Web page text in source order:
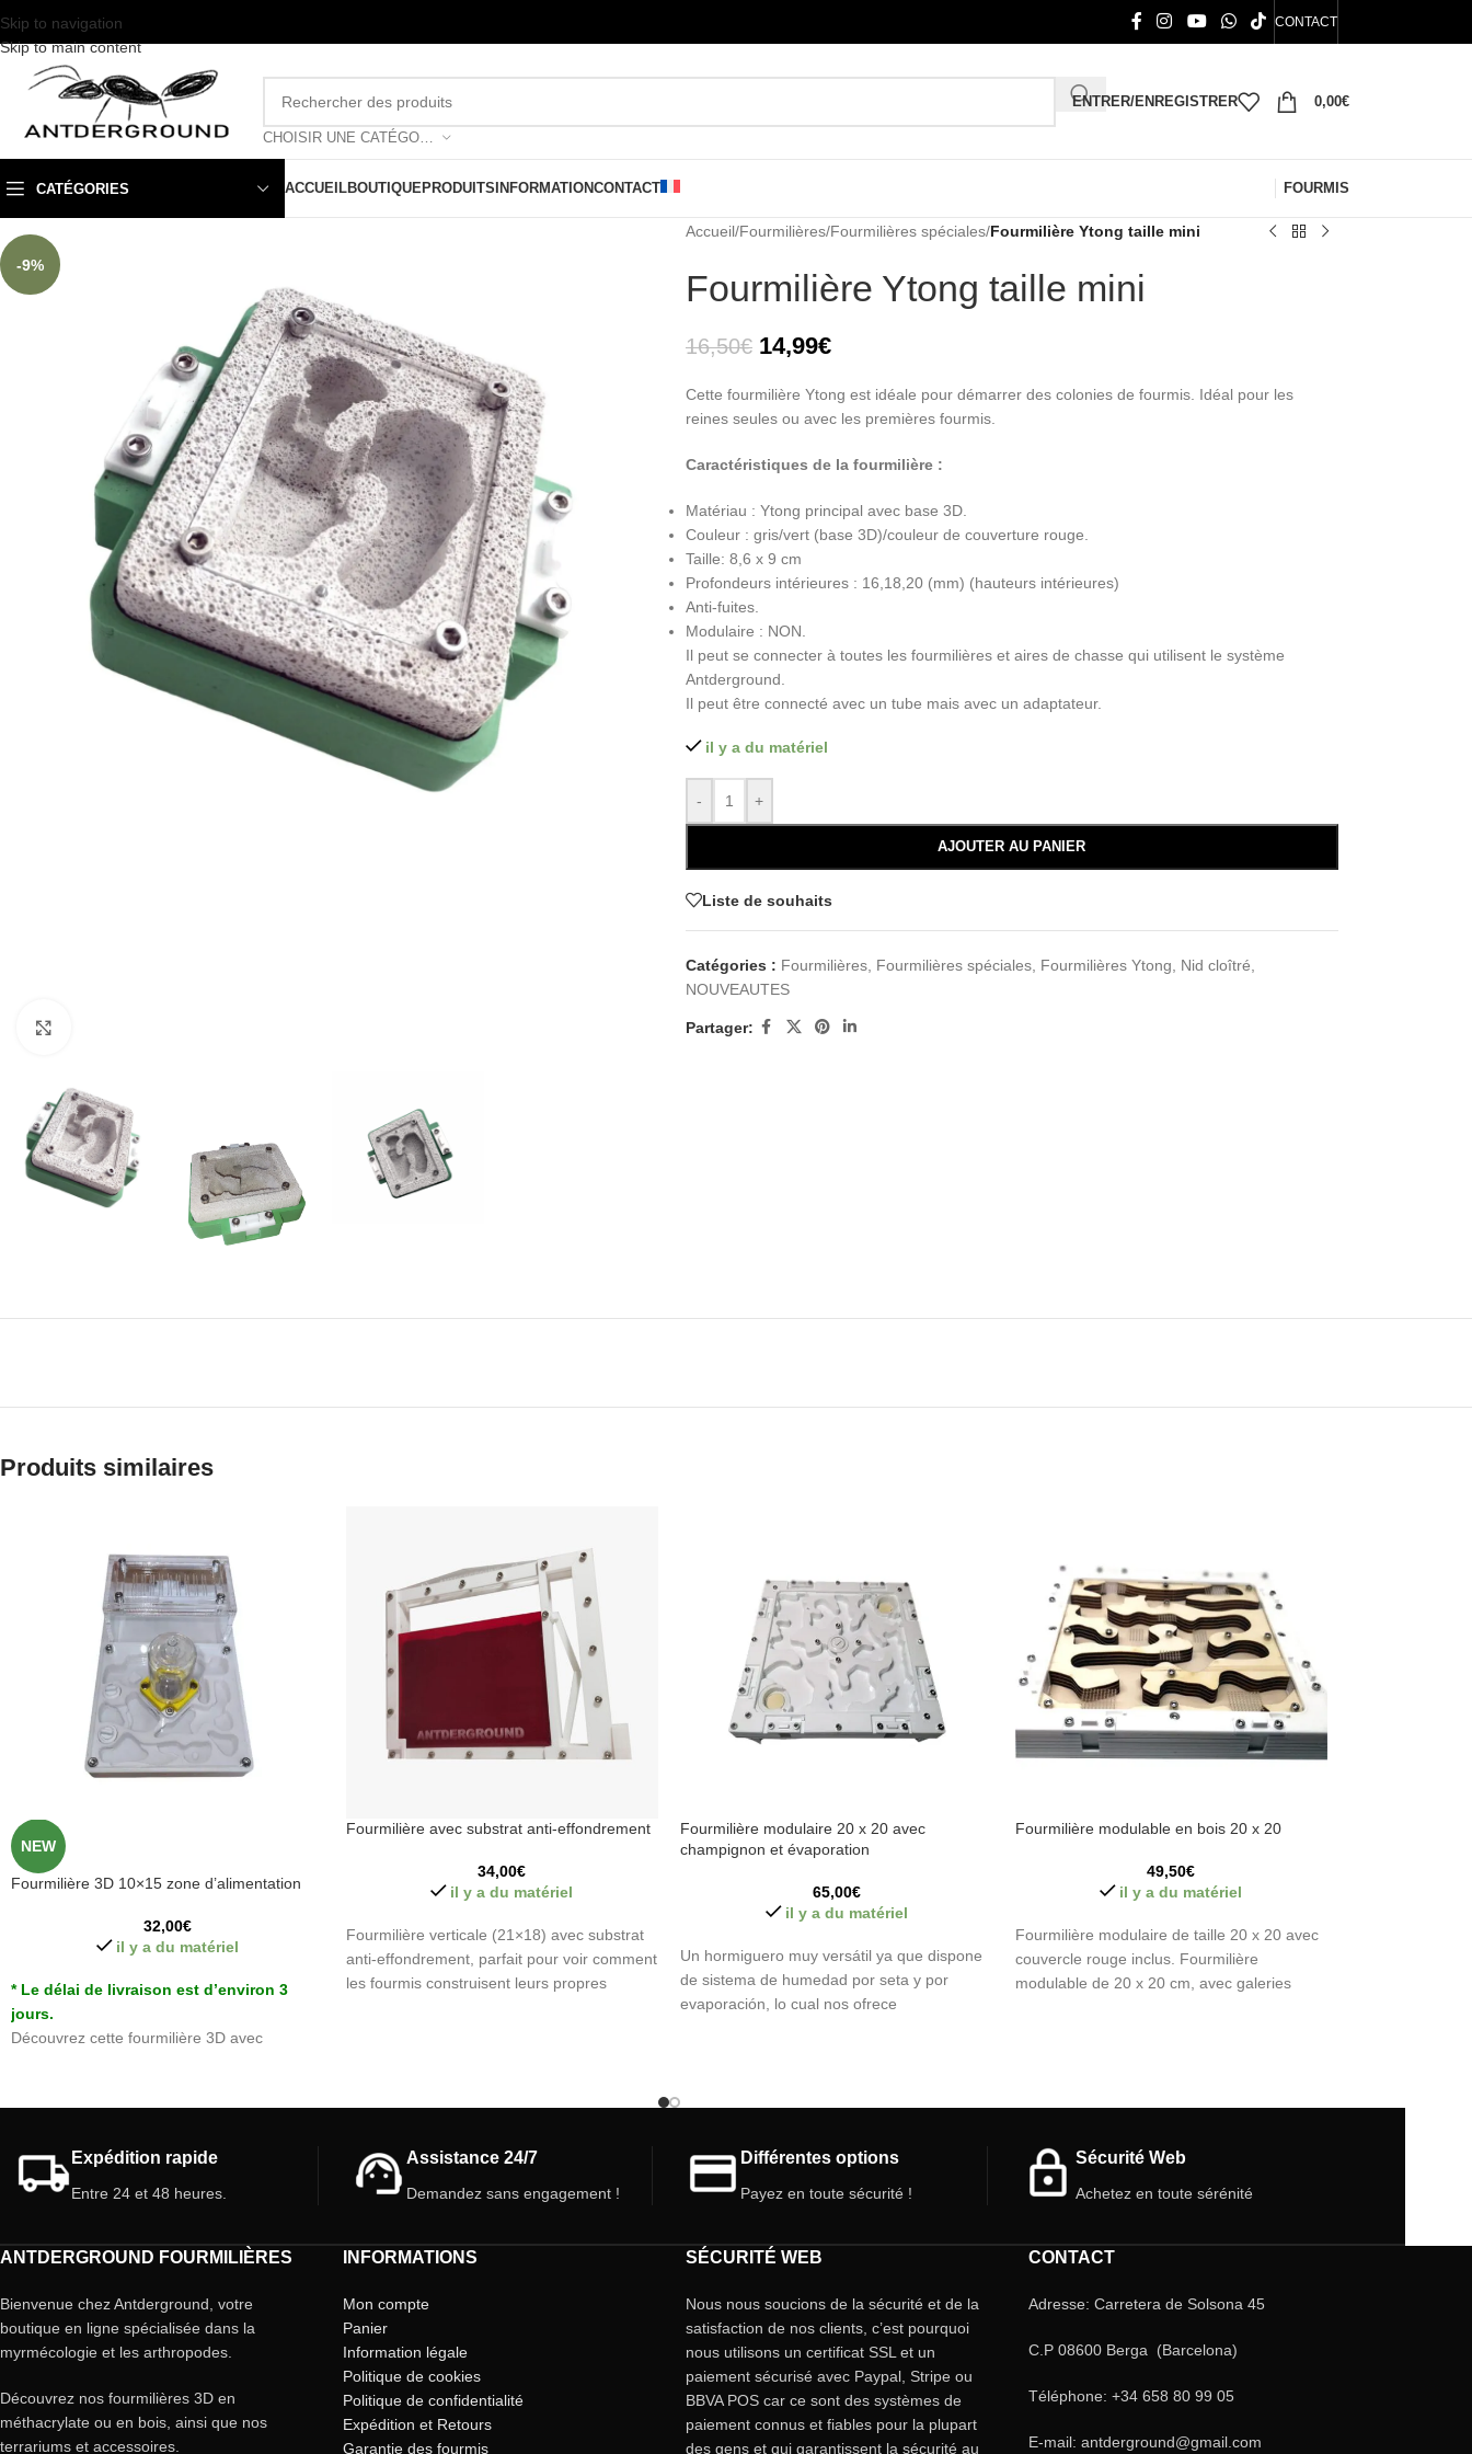
Skip to navigation
Skip to main content
CONTACT
ENTRER/ENREGISTRER 0,00€
CATÉGORIES ACCUEILBOUTIQUEPRODUITS INFORMATIONCONTACT FOURMIS
-9%
Accueil/Fourmilières/Fourmilières spéciales/Fourmilière Ytong taille mini
Fourmilière Ytong taille mini
16,50€ 14,99€
Cette fourmilière Ytong est idéale pour démarrer des colonies de fourmis. Idéal pour les
reines seules ou avec les premières fourmis.
Caractéristiques de la fourmilière :
Matériau : Ytong principal avec base 3D.
Couleur : gris/vert (base 3D)/couleur de couverture rouge.
Taille: 8,6 x 9 cm
Profondeurs intérieures : 16,18,20 (mm) (hauteurs intérieures)
Anti-fuites.
Modulaire : NON.
Il peut se connecter à toutes les fourmilières et aires de chasse qui utilisent le système
Antderground.
Il peut être connecté avec un tube mais avec un adaptateur.
il y a du matériel
- +
AJOUTER AU PANIER
Liste de souhaits
Catégories : Fourmilières, Fourmilières spéciales, Fourmilières Ytong Nid cloîtré
NOUVEAUTES
Partager:
Produits similaires
NEW
Fourmilière 3D 10×15 zone d’alimentation
32,00€
il y a du matériel
* Le délai de livraison est d’environ 3
jours.
Découvrez cette fourmilière 3D avec
avec des formes naturelles et avec
différentes espèces de fourmis pour trouver
la version la plus parfaite.
Taille fourmilière : 10 cm x 15 cm
Taille caisse de nourriture : 9 cm x 5 cm
Chambres/Galerie : Différentes hauteurs
Couleur: Blanc ou Jaune ou Rose
Couvercle : inclus Couleur rouge.
Fourmilière avec substrat anti-effondrement
34,00€
il y a du matériel
Fourmilière verticale (21×18) avec substrat
anti-effondrement, parfait pour voir comment
les fourmis construisent leurs propres
Fourmilière modulaire 20 x 20 avec
champignon et évaporation
65,00€
il y a du matériel
Un hormiguero muy versátil ya que dispone
de sistema de humedad por seta y por
evaporación, lo cual nos ofrece
Fourmilière modulable en bois 20 x 20
49,50€
il y a du matériel
Fourmilière modulaire de taille 20 x 20 avec
couvercle rouge inclus. Fourmilière
modulable de 20 x 20 cm, avec galeries
Expédition rapide
Entre 24 et 48 heures.
Assistance 24/7
Demandez sans engagement !
Différentes options
Payez en toute sécurité !
Sécurité Web
Achetez en toute sérénité
ANTDERGROUND FOURMILIÈRES
Bienvenue chez Antderground, votre
boutique en ligne spécialisée dans la
myrmécologie et les arthropodes.
Découvrez nos fourmilières 3D en
méthacrylate ou en bois, ainsi que nos
terrariums et accessoires.
INFORMATIONS
Mon compte
Panier
Information légale
Politique de cookies
Politique de confidentialité
Expédition et Retours
Garantie des fourmis
SÉCURITÉ WEB
Nous nous soucions de la sécurité et de la
satisfaction de nos clients, c’est pourquoi
nous utilisons un certificat SSL et un
paiement sécurisé avec Paypal, Stripe ou
BBVA POS car ce sont des systèmes de
paiement connus et fiables pour la plupart
des gens et qui garantissent la sécurité au
CONTACT
Adresse: Carretera de Solsona 45
C.P 08600 Berga (Barcelona)
Téléphone: +34 658 80 99 05
E-mail: antderground@gmail.com